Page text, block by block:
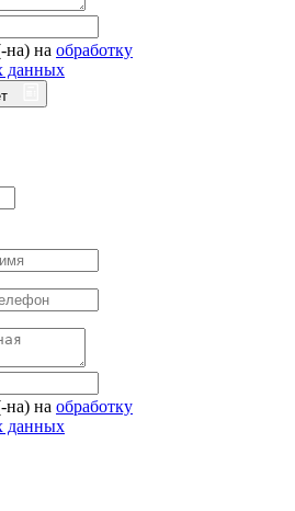
на) на обработку
данных
на) на обработку
данных